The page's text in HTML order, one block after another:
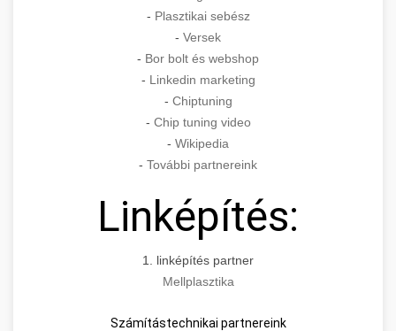
- Plasztikai sebész
- Versek
- Bor bolt és webshop
- Linkedin marketing
- Chiptuning
- Chip tuning video
- Wikipedia
- További partnereink
Linképítés:
1. linképítés partner
Mellplasztika
Számítástechnikai partnereink